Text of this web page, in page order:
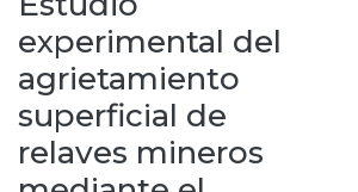
experimental del
agrietamiento
superficial de
relaves mineros